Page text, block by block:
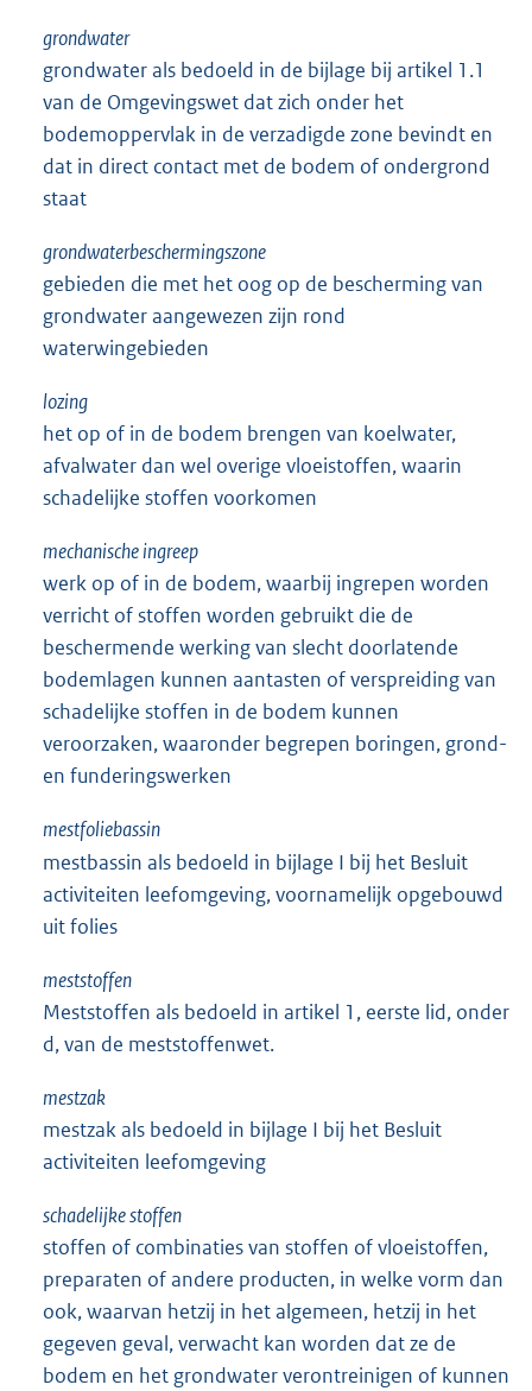
grondwater
grondwater als bedoeld in de bijlage bij artikel 1.1
van de Omgevingswet dat zich onder het
bodemoppervlak in de verzadigde zone bevindt en
dat in direct contact met de bodem of ondergrond
staat
grondwaterbeschermingszone
gebieden die met het oog op de bescherming van
grondwater aangewezen zijn rond
waterwingebieden
lozing
het op of in de bodem brengen van koelwater,
afvalwater dan wel overige vloeistoffen, waarin
schadelijke stoffen voorkomen
mechanische ingreep
werk op of in de bodem, waarbij ingrepen worden
verricht of stoffen worden gebruikt die de
beschermende werking van slecht doorlatende
bodemlagen kunnen aantasten of verspreiding van
schadelijke stoffen in de bodem kunnen
veroorzaken, waaronder begrepen boringen, grond-
en funderingswerken
mestfoliebassin
mestbassin als bedoeld in bijlage I bij het Besluit
activiteiten leefomgeving, voornamelijk opgebouwd
uit folies
meststoffen
Meststoffen als bedoeld in artikel 1, eerste lid, onder
d, van de meststoffenwet.
mestzak
mestzak als bedoeld in bijlage I bij het Besluit
activiteiten leefomgeving
schadelijke stoffen
stoffen of combinaties van stoffen of vloeistoffen,
preparaten of andere producten, in welke vorm dan
ook, waarvan hetzij in het algemeen, hetzij in het
gegeven geval, verwacht kan worden dat ze de
bodem en het grondwater verontreinigen of kunnen